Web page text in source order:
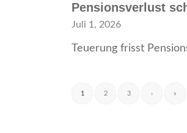
Pensionsverlust
Juli 1, 2026
Teuerung frisst
1 2 3 › »